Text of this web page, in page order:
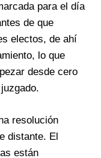
para el día
de que
electos, de ahí
lo que
desde cero
resolución
distante. El
están